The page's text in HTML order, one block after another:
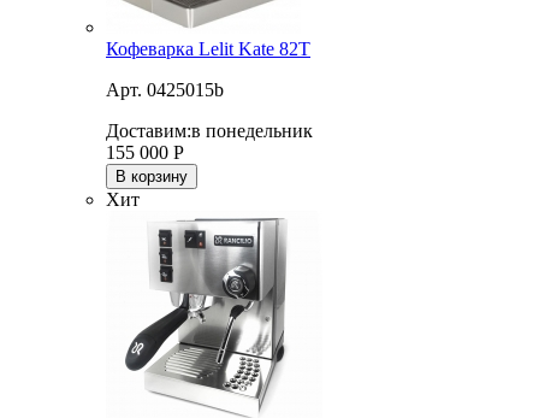
Кофеварка Lelit Kate 82T
Арт. 0425015b
Доставим:в понедельник
155 000 Р
В корзину
Хит